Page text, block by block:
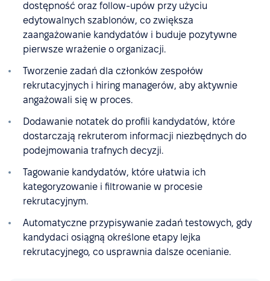
dostępność oraz follow-upów przy użyciu
edytowalnych szablonów, co zwiększa
zaangażowanie kandydatów i buduje pozytywne
pierwsze wrażenie o organizacji.
Tworzenie zadań dla członków zespołów
rekrutacyjnych i hiring managerów, aby aktywnie
angażowali się w proces.
Dodawanie notatek do profili kandydatów, które
dostarczają rekruterom informacji niezbędnych do
podejmowania trafnych decyzji.
Tagowanie kandydatów, które ułatwia ich
kategoryzowanie i filtrowanie w procesie
rekrutacyjnym.
Automatyczne przypisywanie zadań testowych, gdy
kandydaci osiągną określone etapy lejka
rekrutacyjnego, co usprawnia dalsze ocenianie.